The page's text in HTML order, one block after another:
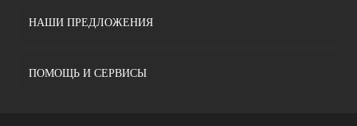
НАШИ ПРЕДЛОЖЕНИЯ
ПОМОЩЬ И СЕРВИСЫ